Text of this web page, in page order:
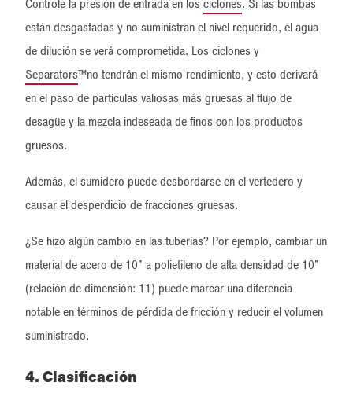
Controle la presión de entrada en losciclones. Si las bombas
están desgastadas y no suministran el nivel requerido, el agua
de dilución se verá comprometida. Los ciclones y
Separators™no tendrán el mismo rendimiento, y esto derivará
en el paso de partículas valiosas más gruesas al flujo de
desagüe y la mezcla indeseada de finos con los productos
gruesos.
Además, el sumidero puede desbordarse en el vertedero y
causar el desperdicio de fracciones gruesas.
¿Se hizo algún cambio en las tuberías? Por ejemplo, cambiar un
material de acero de 10” a polietileno de alta densidad de 10”
(relación de dimensión: 11) puede marcar una diferencia
notable en términos de pérdida de fricción y reducir el volumen
suministrado.
4. Clasificación